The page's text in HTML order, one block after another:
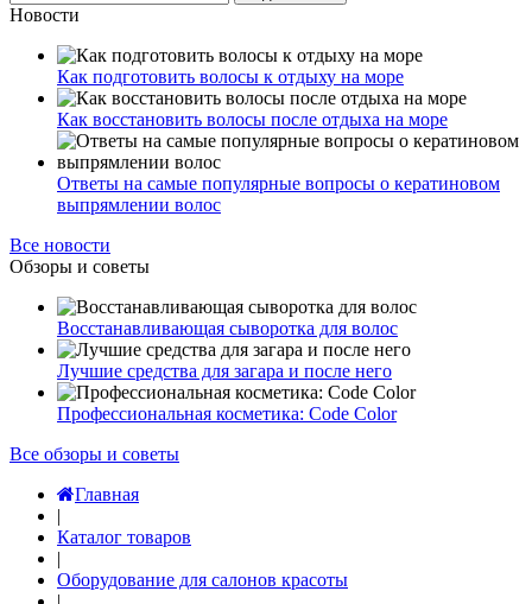
Новости
Как подготовить волосы к отдыху на море
Как восстановить волосы после отдыха на море
Ответы на самые популярные вопросы о кератиновом
выпрямлении волос
Все новости
Обзоры и советы
Восстанавливающая сыворотка для волос
Лучшие средства для загара и после него
Профессиональная косметика: Code Color
Все обзоры и советы
Главная
|
Каталог товаров
|
Оборудование для салонов красоты